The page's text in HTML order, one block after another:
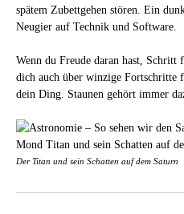
spätem Zubettgehen stören. Ein
Neugier auf Technik und Software.
Wenn du Freude daran hast, Schritt
dich auch über winzige Fortschritte
dein Ding. Staunen gehört immer
Der Titan und sein Schatten auf dem Saturn